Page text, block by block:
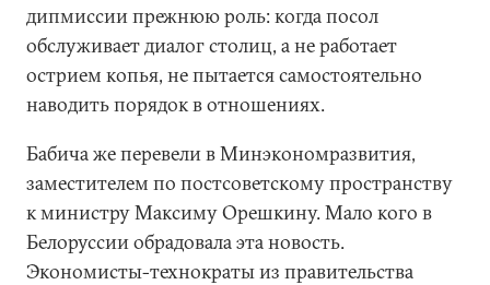
дипмиссии прежнюю роль: когда посол
обслуживает диалог столиц, а не работает
острием копья, не пытается самостоятельно
наводить порядок в отношениях.
Бабича же перевели в Минэкономразвития,
заместителем по постсоветскому пространству
к министру Максиму Орешкину. Мало кого в
Белоруссии обрадовала эта новость.
Экономисты-технократы из правительства